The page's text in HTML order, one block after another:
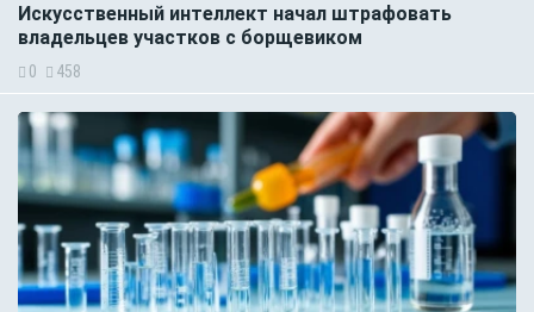
Искусственный интеллект начал штрафовать
владельцев участков с борщевиком
0 458